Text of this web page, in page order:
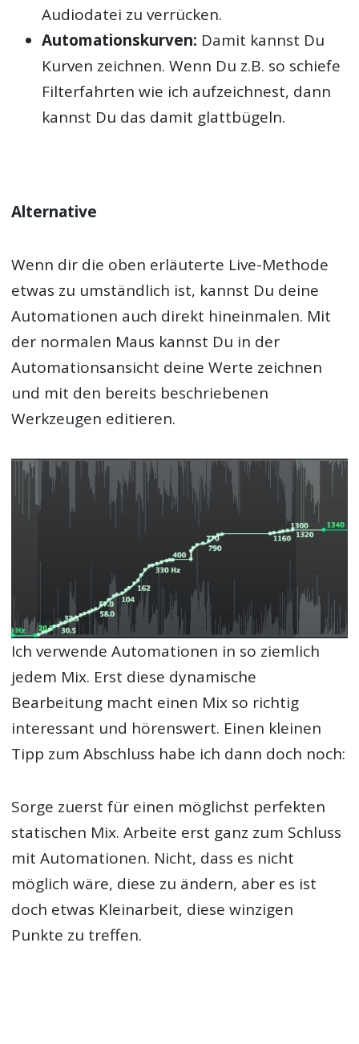
Audiodatei zu verrücken.
Automationskurven: Damit kannst Du
Kurven zeichnen. Wenn Du z.B. so schiefe
Filterfahrten wie ich aufzeichnest, dann
kannst Du das damit glattbügeln.
Alternative
Wenn dir die oben erläuterte Live-Methode
etwas zu umständlich ist, kannst Du deine
Automationen auch direkt hineinmalen. Mit
der normalen Maus kannst Du in der
Automationsansicht deine Werte zeichnen
und mit den bereits beschriebenen
Werkzeugen editieren.
Ich verwende Automationen in so ziemlich
jedem Mix. Erst diese dynamische
Bearbeitung macht einen Mix so richtig
interessant und hörenswert. Einen kleinen
Tipp zum Abschluss habe ich dann doch noch:
Sorge zuerst für einen möglichst perfekten
statischen Mix. Arbeite erst ganz zum Schluss
mit Automationen. Nicht, dass es nicht
möglich wäre, diese zu ändern, aber es ist
doch etwas Kleinarbeit, diese winzigen
Punkte zu treffen.